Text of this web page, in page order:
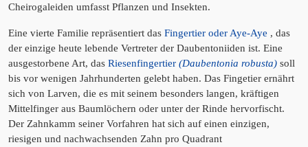
Cheirogaleiden umfasst Pflanzen und Insekten.
Eine vierte Familie repräsentiert das Fingertier oder Aye-Aye , das
der einzige heute lebende Vertreter der Daubentoniiden ist. Eine
ausgestorbene Art, das Riesenfingertier (Daubentonia robusta) soll
bis vor wenigen Jahrhunderten gelebt haben. Das Fingetier ernährt
sich von Larven, die es mit seinem besonders langen, kräftigen
Mittelfinger aus Baumlöchern oder unter der Rinde hervorfischt.
Der Zahnkamm seiner Vorfahren hat sich auf einen einzigen,
riesigen und nachwachsenden Zahn pro Quadrant